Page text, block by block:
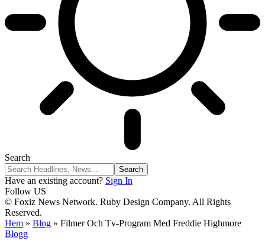
Search
Have an existing account? Sign In
Follow US
© Foxiz News Network. Ruby Design Company. All Rights
Reserved.
Hem » Blog » Filmer Och Tv-Program Med Freddie Highmore
Blogg